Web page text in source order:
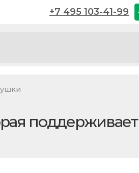
+7 495 103-41-99
+7 495 103-41-99
поддерживает